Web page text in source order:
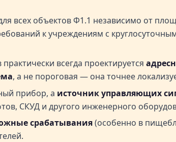
всех объектов Ф1.1 независимо от
к учреждениям с
всегда проектируется
, а не пороговая — она точнее
прибор, а источник управляющих
СКУД и другого инженерного
срабатывания(особенно в